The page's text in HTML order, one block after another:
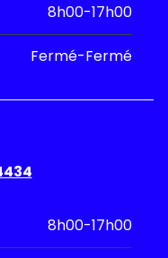
8h00-17h00
Fermé-Fermé
8h00-17h00